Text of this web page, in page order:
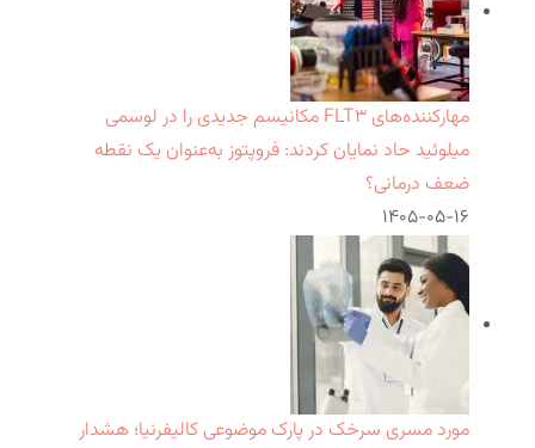
مهارکننده‌های FLT۳ مکانیسم جدیدی را در لوسمی
میلوئید حاد نمایان کردند: فروپتوز به‌عنوان یک نقطه
ضعف درمانی؟
۱۴۰۵-۰۵-۱۶
مورد مسری سرخک در پارک موضوعی کالیفرنیا؛ هشدار